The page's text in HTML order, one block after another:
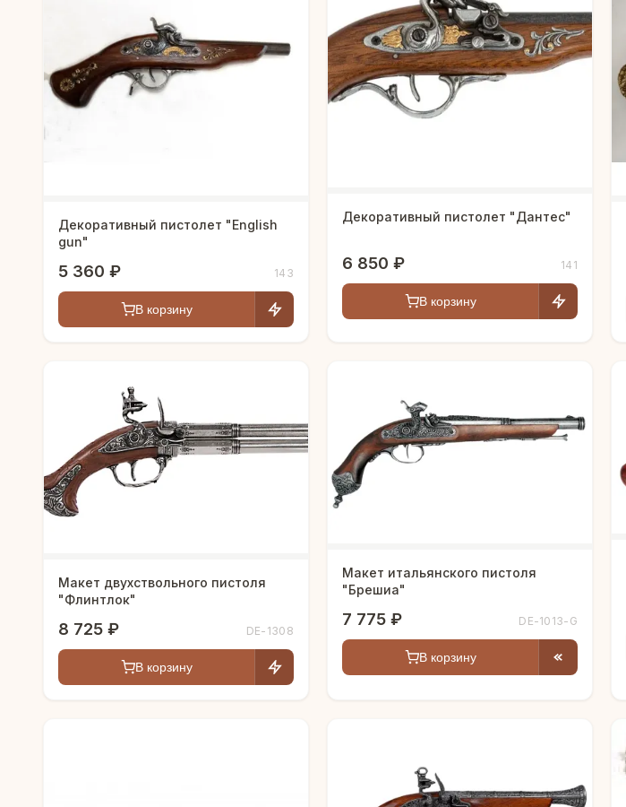
Декоративный пистолет "English
gun"
5 360 ₽ 143
В корзину
Декоративный пистолет "Дантес"
6 850 ₽ 141
В корзину
Макет двухствольного пистоля
"Флинтлок"
8 725 ₽ DE-1308
В корзину
Макет итальянского пистоля
"Брешиа"
7 775 ₽ DE-1013-G
В корзину